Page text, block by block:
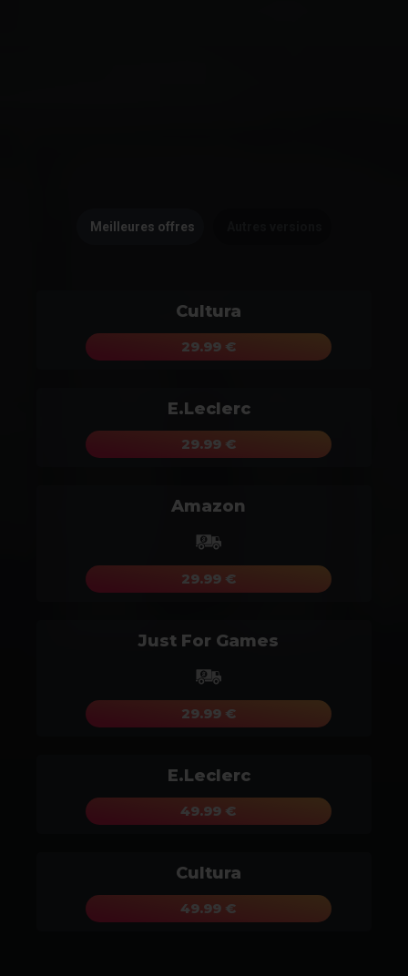
Meilleures offres
Cultura
29.99 €
E.Leclerc
29.99 €
Amazon
29.99 €
Just For Games
29.99 €
E.Leclerc
49.99 €
Cultura
49.99 €